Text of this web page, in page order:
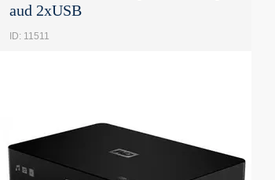
aud 2xUSB
ID: 11511